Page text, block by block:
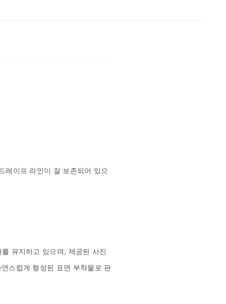
이프 라인이 잘 보존되어 있으
유지하고 있으며, 제공된 사진
스럽게 형성된 표면 부착물로 판